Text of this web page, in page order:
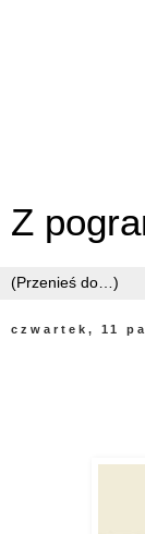
Z
czwartek, 11